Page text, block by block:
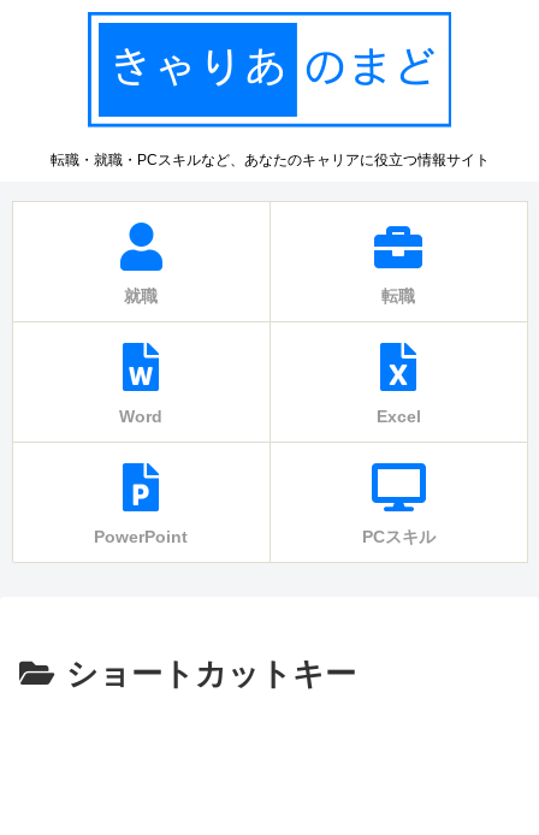
転職・就職・PCスキルなど、あなたのキャリアに役立つ情報サイト
就職 転職
Word Excel
PowerPoint PCスキル
ショートカットキー